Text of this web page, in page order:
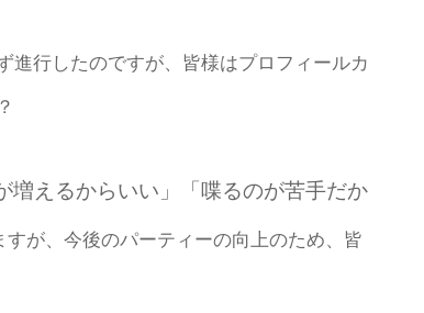
進行したのですが、皆様はプロフィールカ
増えるからいい」「喋るのが苦手だか
が、今後のパーティーの向上のため、皆